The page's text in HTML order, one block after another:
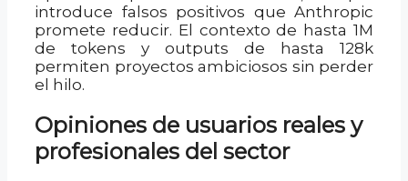
introduce falsos positivos que Anthropic
promete reducir. El contexto de hasta 1M
de tokens y outputs de hasta 128k
permiten proyectos ambiciosos sin perder
el hilo.
Opiniones de usuarios reales y
profesionales del sector